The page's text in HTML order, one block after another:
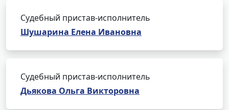
Судебный пристав-исполнитель
Шушарина Елена Ивановна
Судебный пристав-исполнитель
Дьякова Ольга Викторовна